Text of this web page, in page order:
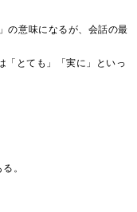
の意味になるが、会話の最
「とても」「実に」といっ
。